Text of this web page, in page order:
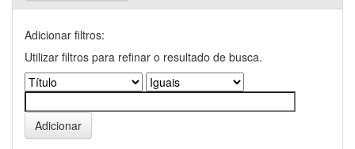
Adicionar filtros:
Utilizar filtros para refinar o resultado de busca.